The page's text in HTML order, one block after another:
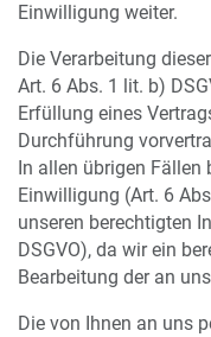
Einwilligung weiter.
Die Verarbeitung
Art. 6 Abs. 1 lit. b)
Erfüllung eines
Durchführung
In allen übrigen Fällen
Einwilligung (Art. 6
unseren berechtigten
DSGVO), da wir ein
Bearbeitung der an
Die von Ihnen an uns